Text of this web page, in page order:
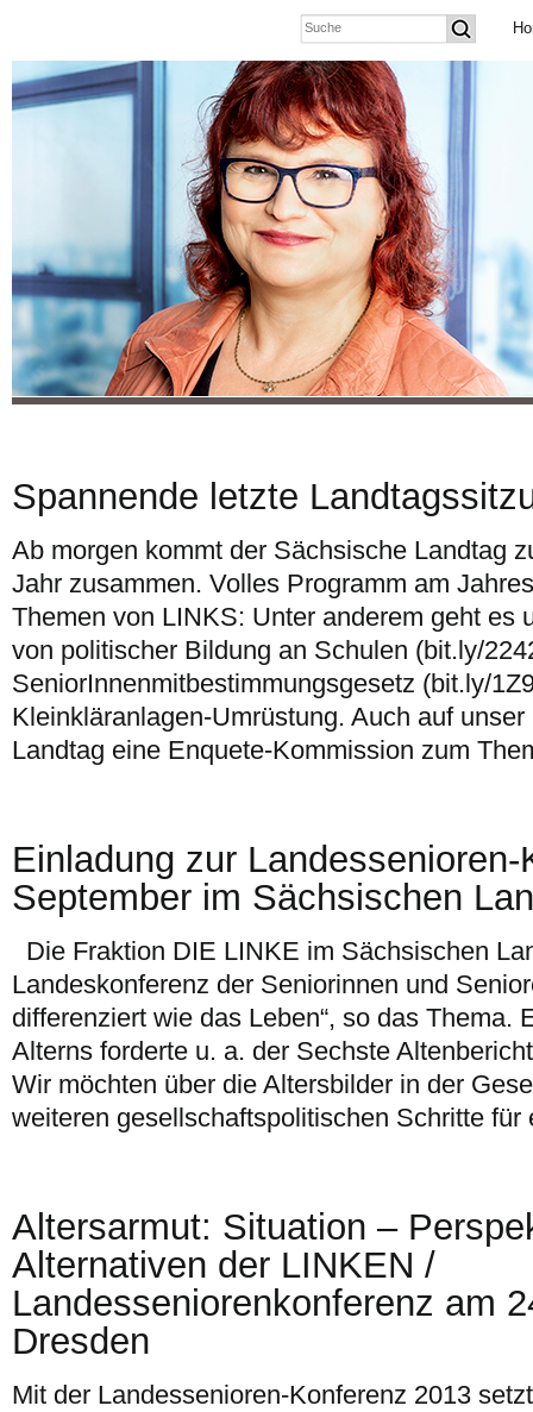
Spannende letzte
Ab morgen kommt der Sächsische Landtag
Jahr zusammen. Volles Programm am
Themen von LINKS: Unter anderem geht es
von politischer Bildung an Schulen (bit.ly/
SeniorInnenmitbestimmungsgesetz (bit.ly/
Kleinkläranlagen-Umrüstung. Auch auf
Landtag eine Enquete-Kommission zum
Einladung zur
September im Sächsischen
Die Fraktion DIE LINKE im Sächsischen
Landeskonferenz der Seniorinnen und
differenziert wie das Leben“, so das Thema.
Alterns forderte u. a. der Sechste
Wir möchten über die Altersbilder in der
weiteren gesellschaftspolitischen Schritte
Altersarmut: Situation –
Alternativen der LINKEN /
Landesseniorenkonferenz am
Dresden
Mit der Landessenioren-Konferenz 2013